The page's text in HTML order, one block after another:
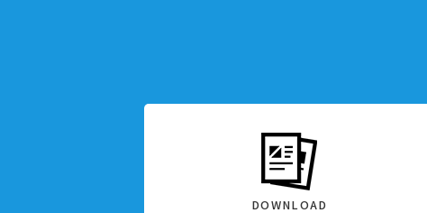
DOWNLOAD